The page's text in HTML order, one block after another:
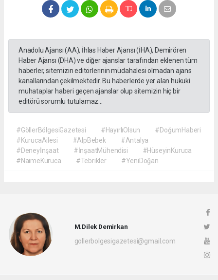
Anadolu Ajansı (AA), İhlas Haber Ajansı (İHA), Demirören
Haber Ajansı (DHA) ve diğer ajanslar tarafından eklenen tüm
haberler, sitemizin editörlerinin müdahalesi olmadan ajans
kanallarından çekilmektedir. Bu haberlerde yer alan hukuki
muhataplar haberi geçen ajanslar olup sitemizin hiç bir
editörü sorumlu tutulamaz...
#GöllerBölgesiGazetesi #HayırlıOlsun
#DoğumHaberi
#KurucaAilesi
#AlpBebek
#Antalya
#Deneyİnşaat
#İnşaatMühendisi
#HüseyinKuruca
#NaimeKuruca
#Tebrikler #YeniDoğan
M.Dilek Demirkan
gollerbolgesigazetesi@gmail.com